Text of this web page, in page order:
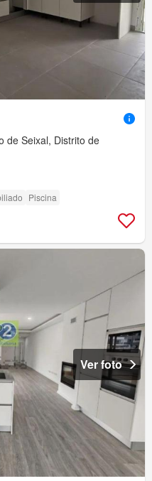
de Seixal, Distrito de
Piscina
Ver foto